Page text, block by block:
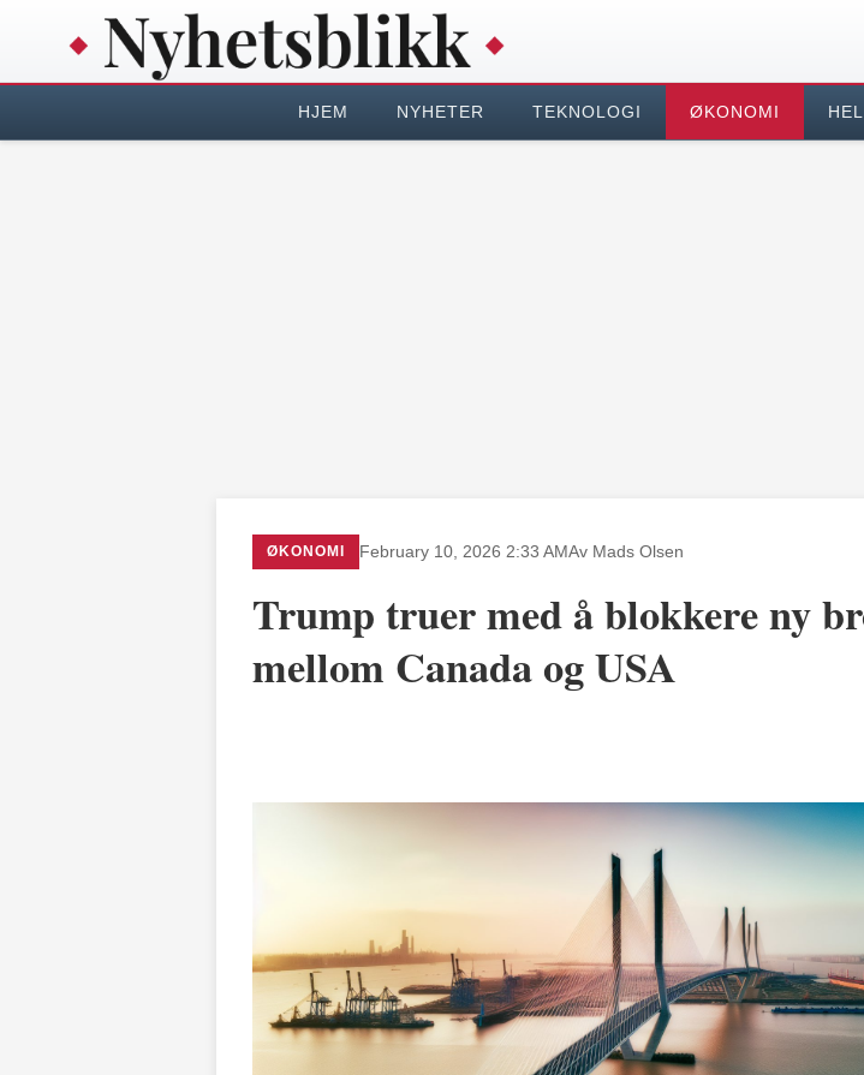
HJEM NYHETER TEKNOLOGI ØKONOMI
ØKONOMI February 10, 2026 2:33 AMAv Mads Olsen
Trump truer med å blokkere ny
mellom Canada og USA